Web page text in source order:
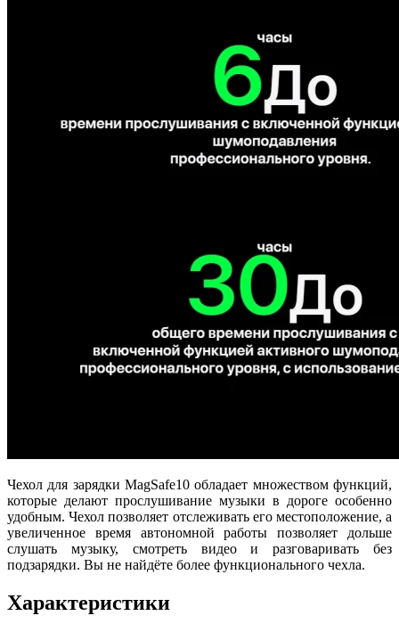
Чехол для зарядки MagSafe10 обладает множеством функций,
которые делают прослушивание музыки в дороге особенно
удобным. Чехол позволяет отслеживать его местоположение, а
увеличенное время автономной работы позволяет дольше
слушать музыку, смотреть видео и разговаривать без
подзарядки. Вы не найдёте более функционального чехла.
Характеристики